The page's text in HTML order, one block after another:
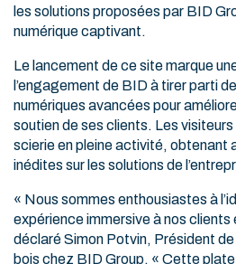
les solutions proposées par BID
numérique captivant.
Le lancement de ce site marque
l’engagement de BID à tirer parti
numériques avancées pour
soutien de ses clients. Les
scierie en pleine activité, obtenant
inédites sur les solutions de
« Nous sommes enthousiastes à
expérience immersive à nos
déclaré Simon Potvin, Président
bois chez BID Group. « Cette